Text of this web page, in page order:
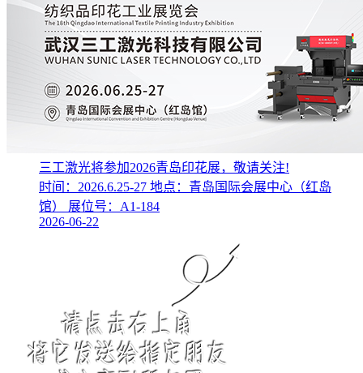
三工激光将参加2026青岛印花展，敬请关注!
时间：2026.6.25-27 地点：青岛国际会展中心（红岛
馆） 展位号：A1-184
2026-06-22